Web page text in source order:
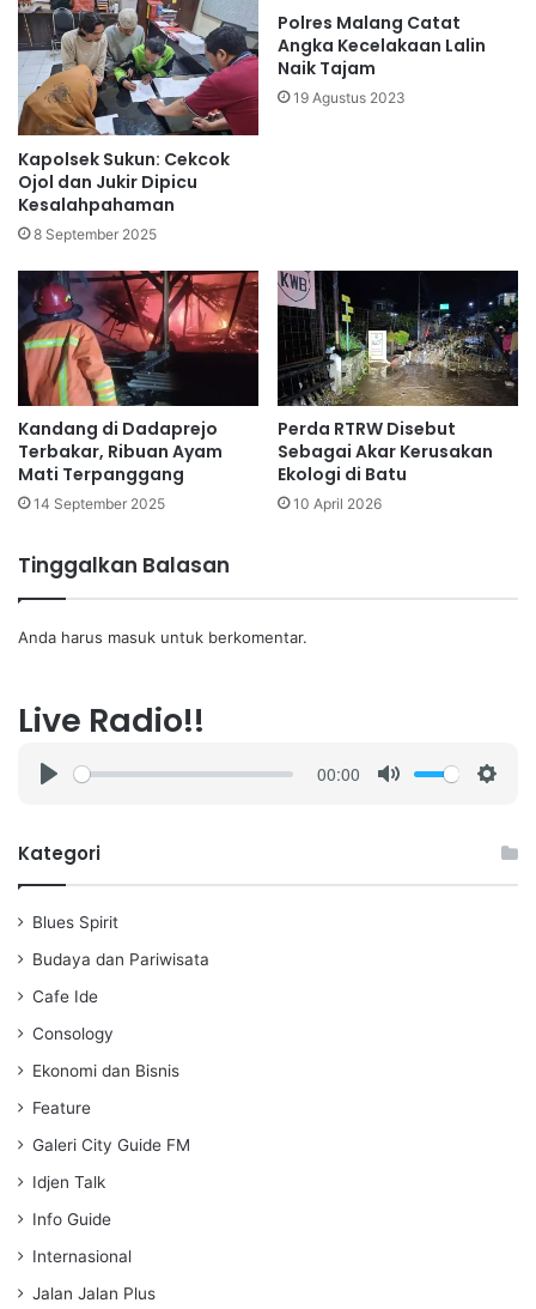
Kapolsek Sukun: Cekcok
Ojol dan Jukir Dipicu
Kesalahpahaman
8 September 2025
Polres Malang Catat
Angka Kecelakaan Lalin
Naik Tajam
19 Agustus 2023
Kandang di Dadaprejo
Terbakar, Ribuan Ayam
Mati Terpanggang
14 September 2025
Perda RTRW Disebut
Sebagai Akar Kerusakan
Ekologi di Batu
10 April 2026
Tinggalkan Balasan
Anda harus masuk untuk berkomentar.
Live Radio!!
a
00:00
Kategori
Blues Spirit
Budaya dan Pariwisata
Cafe Ide
Consology
Ekonomi dan Bisnis
Feature
Galeri City Guide FM
Idjen Talk
Info Guide
Internasional
Jalan Jalan Plus